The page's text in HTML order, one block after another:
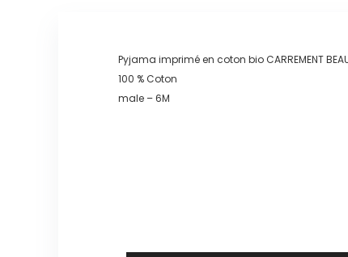
Pyjama imprimé en coton bio CARREMENT BEAU
100 % Coton
male – 6M